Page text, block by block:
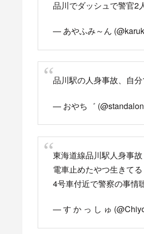
5:41頃、品川駅で発生した
news.web.nhk
品川駅進入中に
この車両が品川駅進入